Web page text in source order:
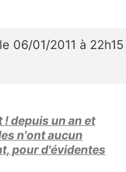
le 06/01/2011 à 22h15
depuis un an et
n'ont aucun
pour d'évidentes